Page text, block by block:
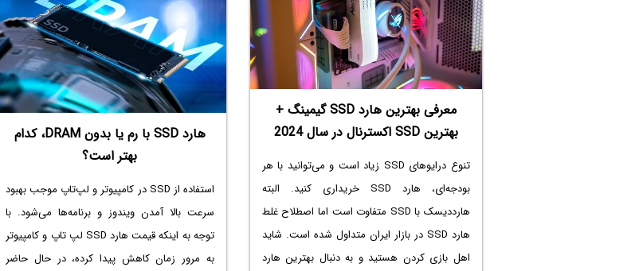
دو نوع پروژکتور می‌پردازیم تا انتخاب بین بهترین
پروژکتور LED و
بهترین ویدئو پروژکتور لیزری
برایتان ساده‌تر شود. با سیاره‌ی آی‌تی همراه
باشید.
معرفی بهترین هارد SSD گیمینگ +
بهترین SSD اکسترنال در سال 2024
تنوع درایوهای SSD زیاد است و می‌توانید با هر
بودجه‌ای، هارد SSD خریداری کنید. البته
هارددیسک با SSD متفاوت است اما اصطلاح غلط
هارد SSD در بازار ایران متداول شده است. شاید
اهل بازی کردن هستید و به دنبال بهترین هارد
هارد SSD با رم یا بدون DRAM، کدام
بهتر است؟
استفاده از SSD در کامپیوتر و لپ‌تاپ موجب بهبود
سرعت بالا آمدن ویندوز و برنامه‌ها می‌شود. با
توجه به اینکهقیمت هارد SSD لپ تاپ
و کامپیوتر
به مرور زمان کاهش پیدا کرده، در حال حاضر